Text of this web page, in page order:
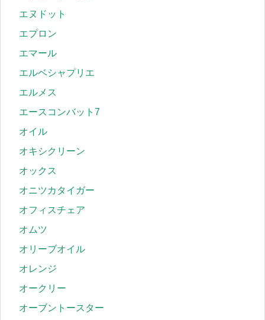
エヌドット
エプロン
エマール
エルベシャプリエ
エルメス
エースコンバット7
オイル
オキシクリーン
オックス
オニツカタイガー
オフィスチェア
オムツ
オリーブオイル
オレンジ
オークリー
オーブントースター